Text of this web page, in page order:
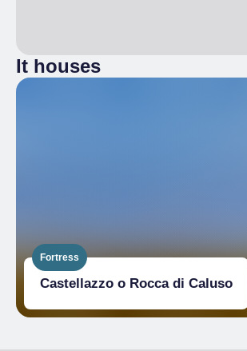
It houses
Fortress
Castellazzo o Rocca di Caluso